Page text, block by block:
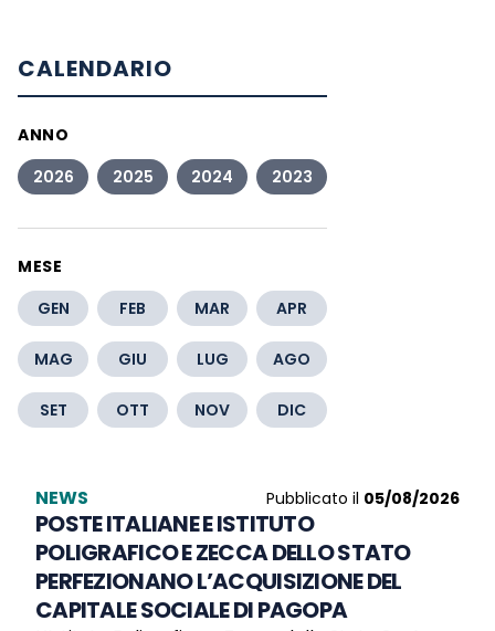
NEWS Pubblicato il 05/08/2026
POSTE ITALIANE E ISTITUTO
POLIGRAFICO E ZECCA DELLO STATO
PERFEZIONANO L’ACQUISIZIONE DEL
CAPITALE SOCIALE DI PAGOPA
CALENDARIO
ANNO
2026
2025 2024 2023
MESE
GEN
FEB MAR APR
MAG GIU LUG AGO
SET OTT NOV DIC